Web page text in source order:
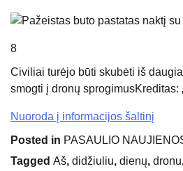
8
Civiliai turėjo būti skubėti iš
smogti į dronų sprogimusKreditas:
Nuoroda į informacijos šaltinį
Posted in PASAULIO
Tagged Aš, didžiuliu, dienų, dronu